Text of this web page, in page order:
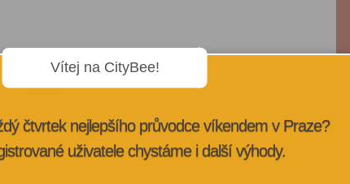
Vítej na CityBee!
čtvrtek nejlepšího průvodce víkendem v Praze?
uživatele chystáme i další výhody.